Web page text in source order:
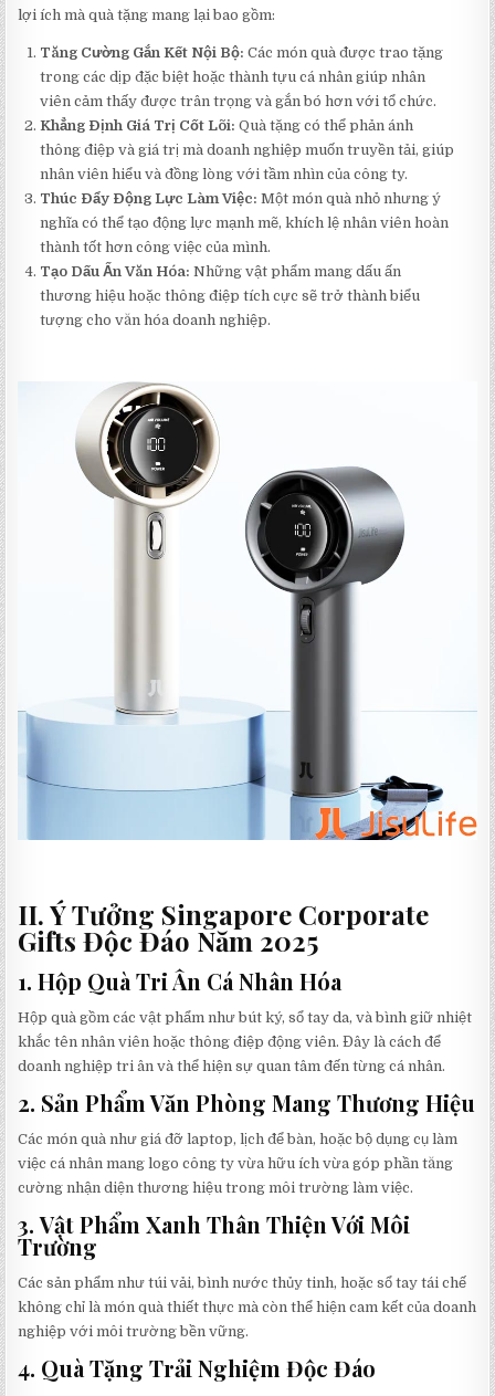
lợi ích mà quà tặng mang lại bao gồm:
Tăng Cường Gắn Kết Nội Bộ: Các món quà được trao tặng
trong các dịp đặc biệt hoặc thành tựu cá nhân giúp nhân
viên cảm thấy được trân trọng và gắn bó hơn với tổ chức.
Khẳng Định Giá Trị Cốt Lõi: Quà tặng có thể phản ánh
thông điệp và giá trị mà doanh nghiệp muốn truyền tải, giúp
nhân viên hiểu và đồng lòng với tầm nhìn của công ty.
Thúc Đẩy Động Lực Làm Việc: Một món quà nhỏ nhưng ý
nghĩa có thể tạo động lực mạnh mẽ, khích lệ nhân viên hoàn
thành tốt hơn công việc của mình.
Tạo Dấu Ấn Văn Hóa: Những vật phẩm mang dấu ấn
thương hiệu hoặc thông điệp tích cực sẽ trở thành biểu
tượng cho văn hóa doanh nghiệp.
II. Ý Tưởng Singapore Corporate
Gifts Độc Đáo Năm 2025
1.Hộp Quà Tri Ân Cá Nhân Hóa
Hộp quà gồm các vật phẩm như bút ký, sổ tay da, và bình giữ nhiệt
khắc tên nhân viên hoặc thông điệp động viên. Đây là cách để
doanh nghiệp tri ân và thể hiện sự quan tâm đến từng cá nhân.
2. Sản Phẩm Văn Phòng Mang Thương Hiệu
Các món quà như giá đỡ laptop, lịch để bàn, hoặc bộ dụng cụ làm
việc cá nhân mang logo công ty vừa hữu ích vừa góp phần tăng
cường nhận diện thương hiệu trong môi trường làm việc.
3.Vật Phẩm Xanh Thân Thiện Với Môi
Trường
Các sản phẩm như túi vải, bình nước thủy tinh, hoặc sổ tay tái chế
không chỉ là món quà thiết thực mà còn thể hiện cam kết của doanh
nghiệp với môi trường bền vững.
4. Quà Tặng Trải Nghiệm Độc Đáo